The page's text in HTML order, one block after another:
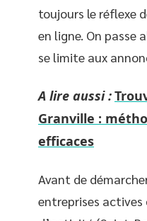
toujours le réflexe
en ligne. On passe
se limite aux
A lire aussi :
Granville :
efficaces
Avant de
entreprises actives